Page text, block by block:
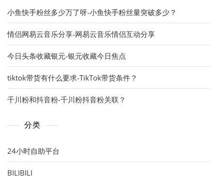
小鱼快手粉丝多少万了呀-小鱼快手粉丝量突破多少？
情侣网易云音乐分享-网易云音乐情侣互动分享
今日头条收藏银元-银元收藏今日焦点
tiktok带货有什么要求-TikTok带货条件？
千川粉和抖音粉-千川粉抖音粉关联？
分类
24小时自助平台
BILIBILI